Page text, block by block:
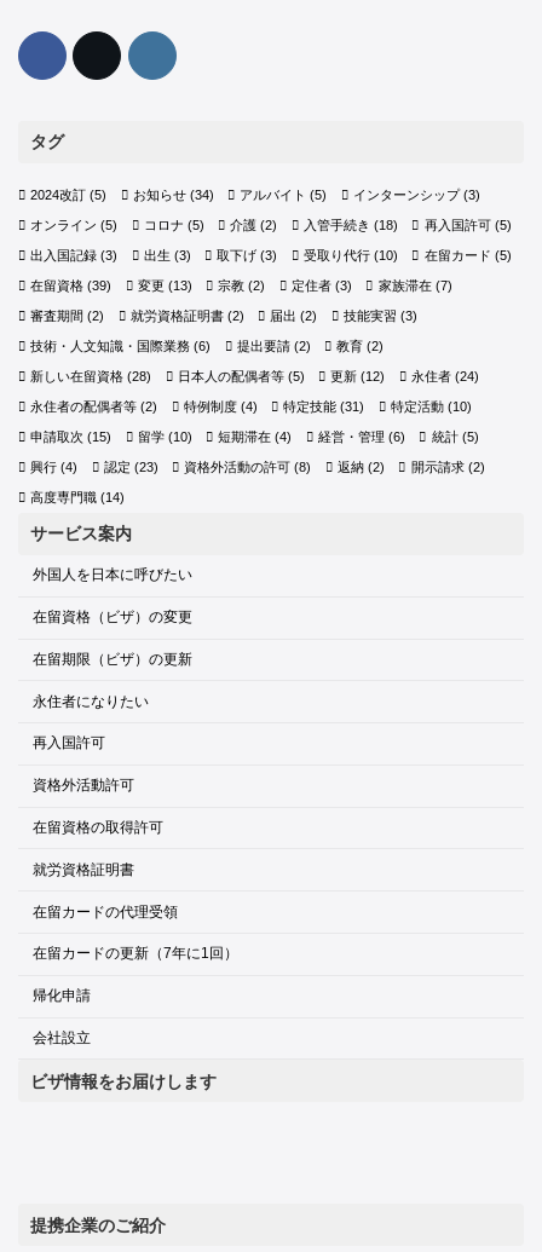
タグ
2024改訂 (5) お知らせ(34) アルバイト (5) インターンシップ(3)
オンライン (5) コロナ (5) 介護 (2) 入管手続き (18) 再入国許可(5)
出入国記録 (3) 出生 (3) 取下げ (3) 受取り代行(10) 在留カード (5)
在留資格 (39) 変更 (13) 宗教 (2) 定住者(3) 家族滞在(7)
審査期間 (2) 就労資格証明書(2) 届出 (2) 技能実習 (3)
技術・人文知識・国際業務 (6) 提出要請(2) 教育 (2)
新しい在留資格 (28) 日本人の配偶者等(5) 更新 (12) 永住者(24)
永住者の配偶者等 (2) 特例制度(4) 特定技能 (31) 特定活動(10)
申請取次 (15) 留学(10) 短期滞在 (4) 経営・管理 (6) 統計(5)
興行 (4) 認定 (23) 資格外活動の許可 (8) 返納(2) 開示請求(2)
高度専門職 (14)
サービス案内
外国人を日本に呼びたい
在留資格（ビザ）の変更
在留期限（ビザ）の更新
永住者になりたい
再入国許可
資格外活動許可
在留資格の取得許可
就労資格証明書
在留カードの代理受領
在留カードの更新（7年に1回）
帰化申請
会社設立
ビザ情報をお届けします
提携企業のご紹介